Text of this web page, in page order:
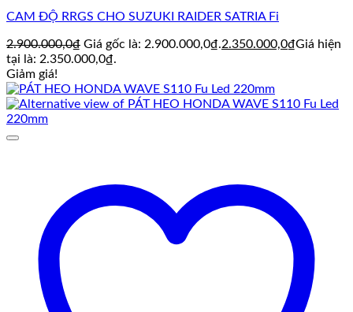
CAM ĐỘ RRGS CHO SUZUKI RAIDER SATRIA Fi
2.900.000,0₫ Giá gốc là: 2.900.000,0₫.2.350.000,0₫Giá hiện
tại là: 2.350.000,0₫.
Giảm giá!